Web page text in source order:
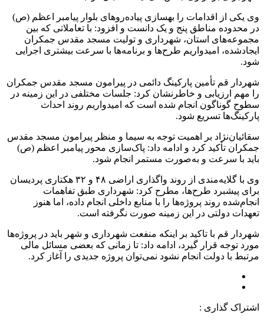
وی یکی از اقدامات را بهسازی پیاده‌روهای بلوار پیامبر اعظم (ص)
در محدوده مناطق پنج و یک دانست و افزود: با تعاملاتی که بین
مجموعه‌های استان، شهرداری و تولیت مسجد مقدس جمکران
ایجادشده، امیدواریم طرح‌ها و برنامه‌ها با سرعت بیشتری اجرایی
شود.
شهردار قم تأمین پارکینگ دائمی در پیرامون مسجد مقدس جمکران
را مهم ارزیابی و خاطرنشان کرد: جلسات مختلفی در این زمینه در
سطوح گوناگون انجام شده است که امیدواریم روند احداث
پارکینگ‌ها تسریع شود.
سقائیان‌نژاد بر اهمیت توجه به سیما و منظر پیرامون مسجد مقدس
جمکران تأکید کرد و ادامه داد: پاک‌سازی محور پیامبر اعظم (ص)
باید با سرعت و به‌صورت مستمر انجام شود.
وی با گلایه‌مندی از روند واگذاری اراضی ۴۸ و ۳۲ هکتاری پردیسان
برای پیشبرد طرح‌ها، مطرح کرد: شهرداری طبق تفاهمات
انجام‌شده روند پروژه‌ها را با منابع داخلی انجام داده، اما هنوز
تعهدات دولتی در این زمینه صورت نگرفته است.
شهردار قم با تاکید بر اینکه منفعت شهرداری و شهر باید در پروژه‌ها
مورد توجه قرار گیرد، ادامه داد: تا زمانی که بعضی مسائل مالی
مرتبط با دولت انجام نشود نمی‌توان پروژه جدیدی را آغاز کرد.
اشتراک گذاری :